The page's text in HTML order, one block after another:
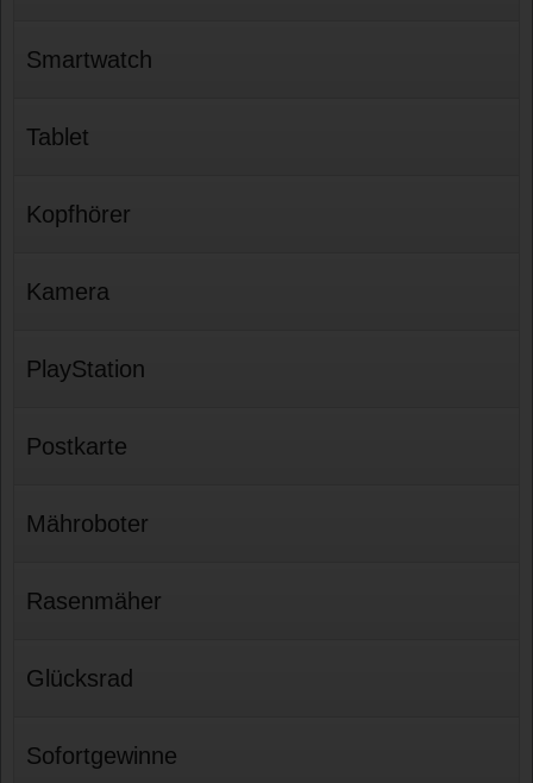
Smartwatch
Tablet
Kopfhörer
Kamera
PlayStation
Postkarte
Mähroboter
Rasenmäher
Glücksrad
Sofortgewinne